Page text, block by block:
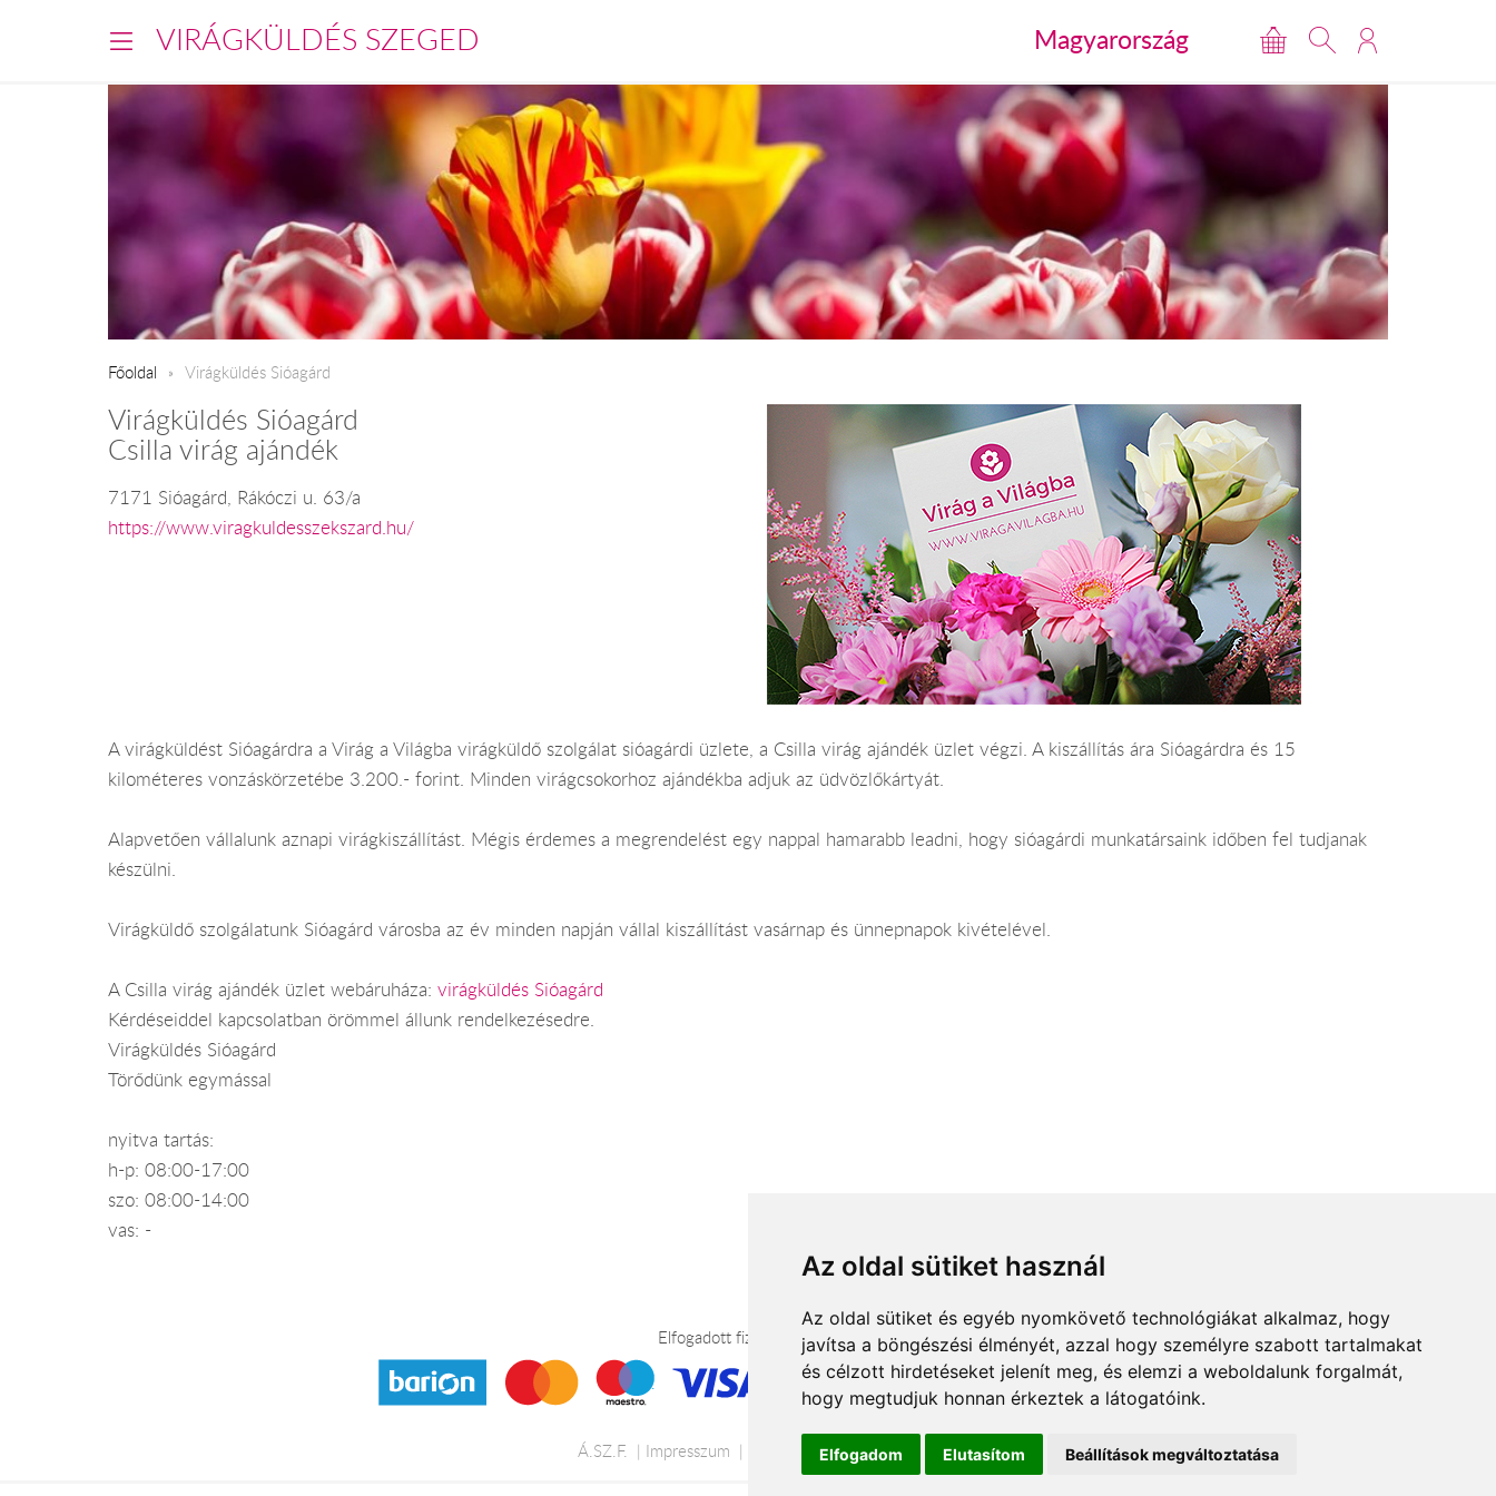
Az oldal sütiket használ
Az oldal sütiket és egyéb nyomkövető technológiákat alkalmaz, hogy
javítsa a böngészési élményét, azzal hogy személyre szabott tartalmakat
és célzott hirdetéseket jelenít meg, és elemzi a weboldalunk forgalmát,
hogy megtudjuk honnan érkeztek a látogatóink.
Elfogadom Elutasítom Beállítások megváltoztatása
VIRÁGKÜLDÉS SZEGED Magyarország
Főoldal Virágküldés Sióagárd
Virágküldés Sióagárd
Csilla virág ajándék
7171 Sióagárd, Rákóczi u. 63/a
https://www.viragkuldesszekszard.hu/
A virágküldést Sióagárdra a Virág a Világba virágküldő szolgálat sióagárdi üzlete, a Csilla virág ajándék üzlet végzi. A kiszállítás ára Sióagárdra és 15
kilométeres vonzáskörzetébe 3.200.- forint. Minden virágcsokorhoz ajándékba adjuk az üdvözlőkártyát.
Alapvetően vállalunk aznapi virágkiszállítást. Mégis érdemes a megrendelést egy nappal hamarabb leadni, hogy sióagárdi munkatársaink időben fel tudjanak
készülni.
Virágküldő szolgálatunk Sióagárd városba az év minden napján vállal kiszállítást vasárnap és ünnepnapok kivételével.
A Csilla virág ajándék üzlet webáruháza: virágküldés Sióagárd
Kérdéseiddel kapcsolatban örömmel állunk rendelkezésedre.
Virágküldés Sióagárd
Törődünk egymással
nyitva tartás:
h-p: 08:00-17:00
szo: 08:00-14:00
vas: -
Elfogadott fizetési módok
Á.SZ.F. Impresszum Adatkezelési tájékoztató